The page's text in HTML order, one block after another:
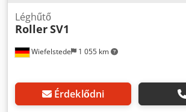
Wiefelstede 1 055 km
Léghűtő
RollerSV1
Érdeklődni